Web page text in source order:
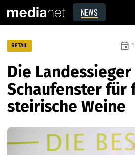
NEWS
RETAIL event
Die Landessieger
Schaufenster für
steirische Weine